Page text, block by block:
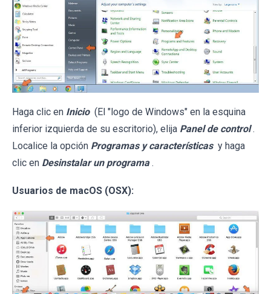
Haga clic en Inicio (El "logo de Windows" en la esquina
inferior izquierda de su escritorio), elija Panel de control .
Localice la opción Programas y características y haga
clic en Desinstalar un programa .
Usuarios de macOS (OSX):